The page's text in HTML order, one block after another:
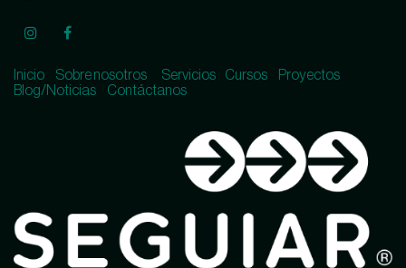
Inicio Sobre nosotros Servicios Cursos
Proyectos
Blog/Noticias
Contáctanos